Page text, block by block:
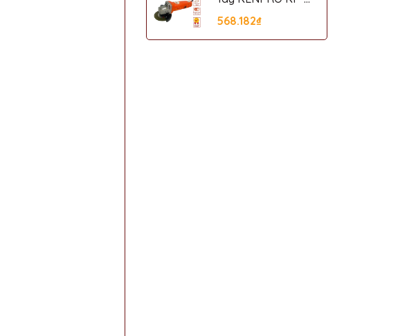
100A
568.182₫